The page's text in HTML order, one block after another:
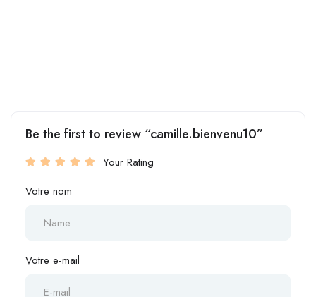
Be the first to review “camille.bienvenu10”
Your Rating
Votre nom
Votre e-mail